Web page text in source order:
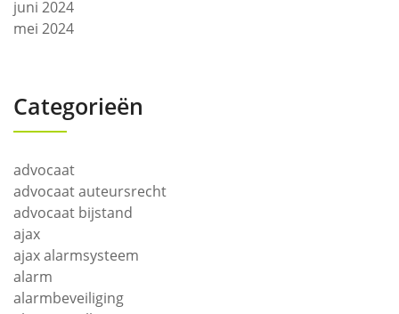
juni 2024
mei 2024
Categorieën
advocaat
advocaat auteursrecht
advocaat bijstand
ajax
ajax alarmsysteem
alarm
alarmbeveiliging